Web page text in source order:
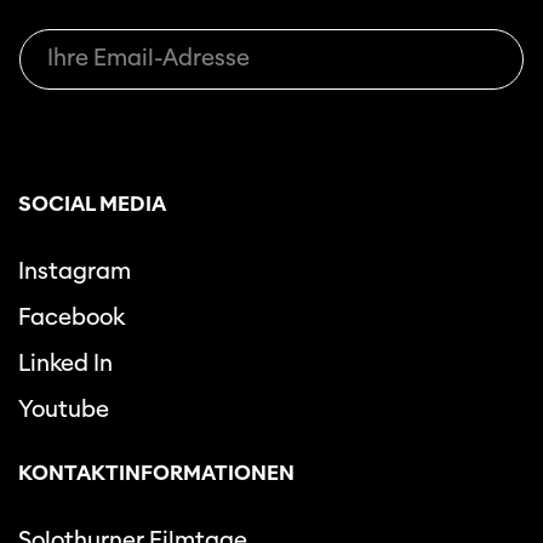
SOCIAL MEDIA
Instagram
Facebook
Linked In
Youtube
KONTAKTINFORMATIONEN